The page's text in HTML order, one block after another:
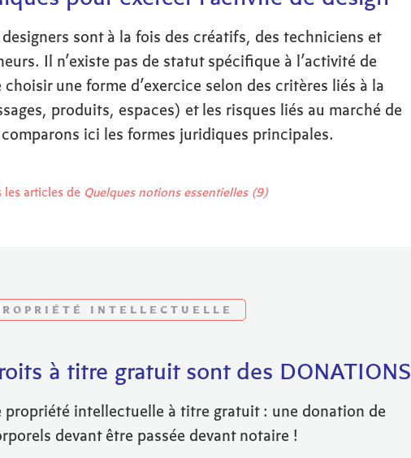
designers sont à la fois des créatifs, des techniciens et
Il n’existe pas de statut spécifique à l’activité de
une forme d’exercice selon des critères liés à la
produits, espaces) et les risques liés au marché de
ici les formes juridiques principales.
les articles de Quelques notions essentielles (9)
INTELLECTUELLE
à titre gratuit sont des DONATIONS
propriété intellectuelle à titre gratuit : une donation de
devant être passée devant notaire !